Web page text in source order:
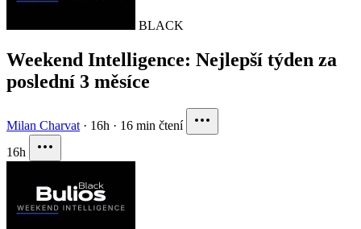
BLACK
Weekend Intelligence: Nejlepší týden za
poslední 3 měsíce
Milan Charvat · 16h · 16 min čtení
16h